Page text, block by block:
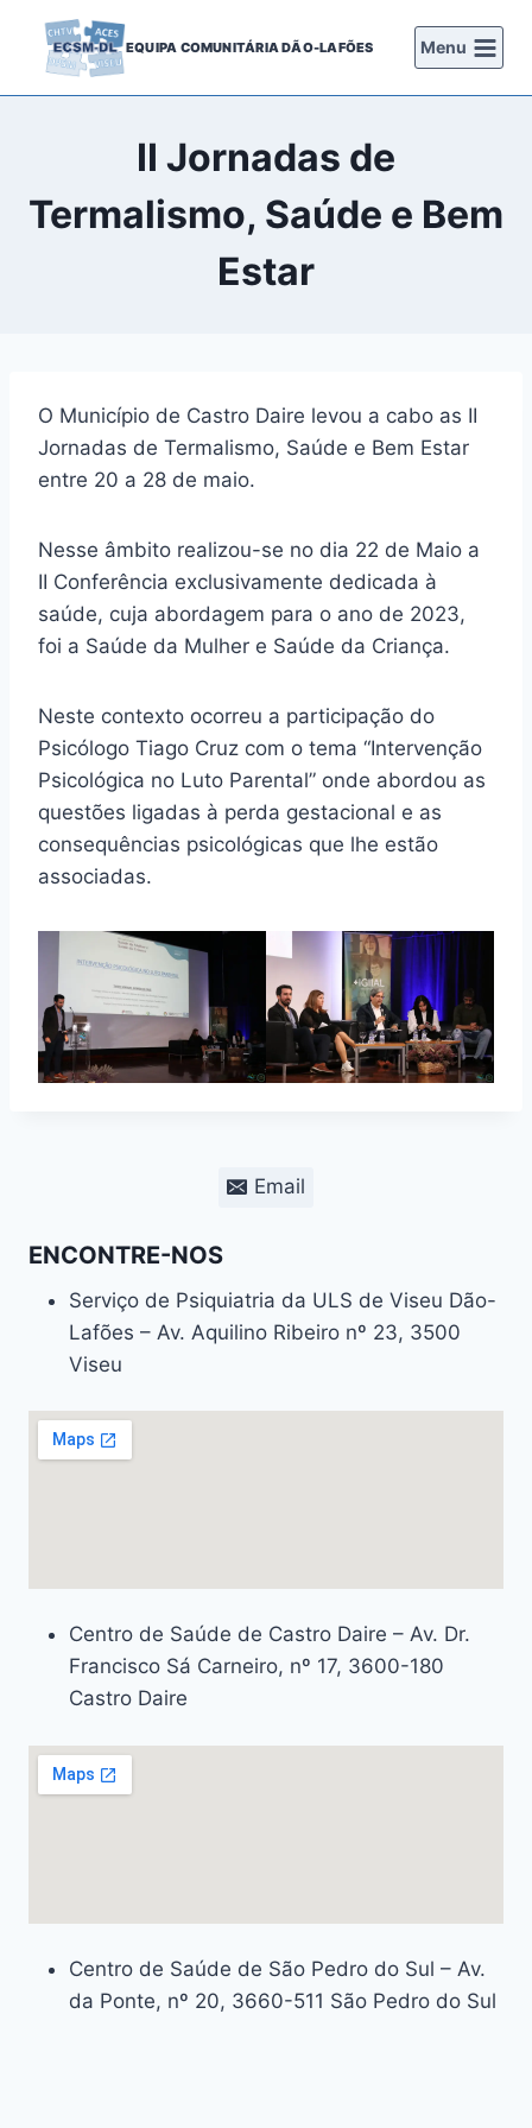
content
EQUIPA COMUNITÁRIA DÃO-LAFÕES Menu
II Jornadas de
Termalismo, Saúde e Bem
Estar
O Município de Castro Daire levou a cabo as II
Jornadas de Termalismo, Saúde e Bem Estar
entre 20 a 28 de maio.
Nesse âmbito realizou-se no dia 22 de Maio a
II Conferência exclusivamente dedicada à
saúde, cuja abordagem para o ano de 2023,
foi a Saúde da Mulher e Saúde da Criança.
Neste contexto ocorreu a participação do
Psicólogo Tiago Cruz com o tema “Intervenção
Psicológica no Luto Parental” onde abordou as
questões ligadas à perda gestacional e as
consequências psicológicas que lhe estão
associadas.
Email
ENCONTRE-NOS
Serviço de Psiquiatria da ULS de Viseu Dão-
Lafões – Av. Aquilino Ribeiro nº 23, 3500
Viseu
Centro de Saúde de Castro Daire – Av. Dr.
Francisco Sá Carneiro, nº 17, 3600-180
Castro Daire
Centro de Saúde de São Pedro do Sul – Av.
da Ponte, nº 20, 3660-511 São Pedro do Sul